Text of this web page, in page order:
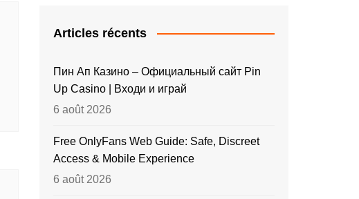
Articles récents
Пин Ап Казино – Официальный сайт Pin
Up Casino | Входи и играй
6 août 2026
Free OnlyFans Web Guide: Safe, Discreet
Access & Mobile Experience
6 août 2026